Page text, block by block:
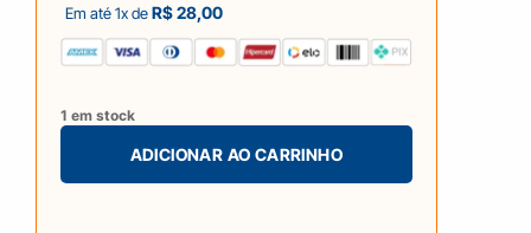
Em até 1x deR$28,00
1 em stock
ADICIONAR AO CARRINHO